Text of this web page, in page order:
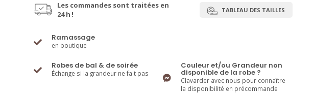
Les commandes sont traitées en
24 h !
TABLEAU DES TAILLES
Ramassage
en boutique
Robes de bal & de soirée
Échange si la grandeur ne fait pas
Couleur et/ou Grandeur non
disponible de la robe ?
Clavarder avec nous pour connaître
la disponibilité en précommande